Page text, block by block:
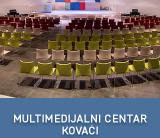
MULTIMEDIJALNI CENTAR
KOVAČI